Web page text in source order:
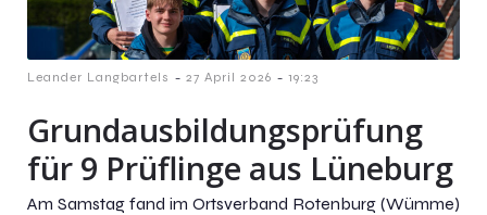
Leander Langbartels - 27 April 2026 - 19:23
Grundausbildungsprüfung
für 9 Prüflinge aus Lüneburg
Am Samstag fand im Ortsverband Rotenburg (Wümme)